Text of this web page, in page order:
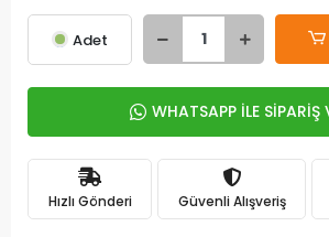
Adet
WHATSAPP İLE SİPARİŞ
Hızlı Gönderi Güvenli Alışveriş